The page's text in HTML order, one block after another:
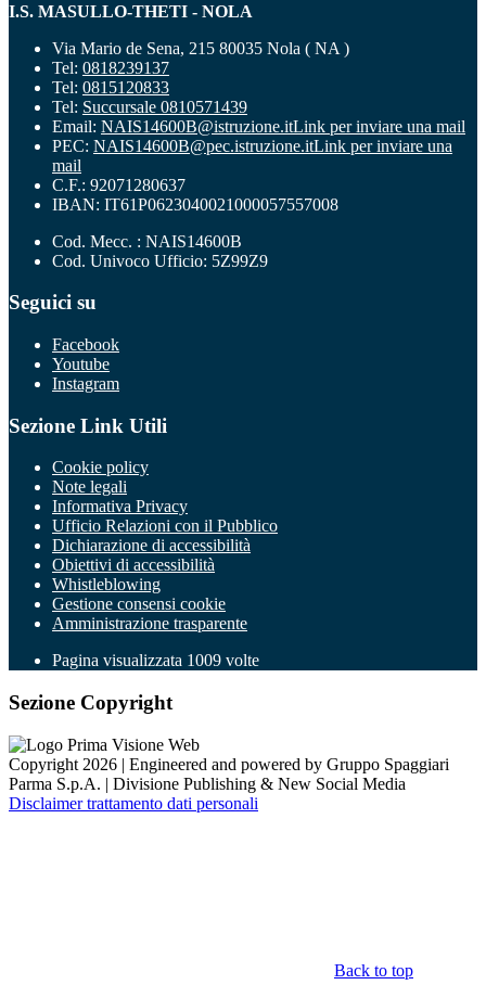
I.S. MASULLO-THETI - NOLA
Via Mario de Sena, 215 80035 Nola ( NA )
Tel: 0818239137
Tel: 0815120833
Tel: Succursale 0810571439
Email: NAIS14600B@istruzione.itLink per inviare una mail
PEC: NAIS14600B@pec.istruzione.itLink per inviare una
mail
C.F.: 92071280637
IBAN: IT61P0623040021000057557008
Cod. Mecc. : NAIS14600B
Cod. Univoco Ufficio: 5Z99Z9
Seguici su
Facebook
Youtube
Instagram
Sezione Link Utili
Cookie policy
Note legali
Informativa Privacy
Ufficio Relazioni con il Pubblico
Dichiarazione di accessibilità
Obiettivi di accessibilità
Whistleblowing
Gestione consensi cookie
Amministrazione trasparente
Pagina visualizzata 1009 volte
Sezione Copyright
Copyright 2026 | Engineered and powered by Gruppo Spaggiari
Parma S.p.A. | Divisione Publishing & New Social Media
Disclaimer trattamento dati personali
Back to top